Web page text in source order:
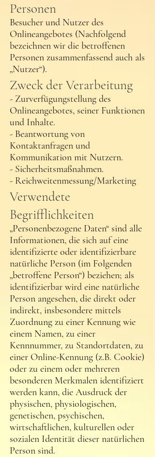
Personen
Besucher und Nutzer des
Onlineangebotes (Nachfolgend
bezeichnen wir die betroffenen
Personen zusammenfassend auch als
„Nutzer“).
Zweck der Verarbeitung
- Zurverfügungstellung des
Onlineangebotes, seiner Funktionen
und Inhalte.
- Beantwortung von
Kontaktanfragen und
Kommunikation mit Nutzern.
- Sicherheitsmaßnahmen.
- Reichweitenmessung/Marketing
Verwendete
Begrifflichkeiten
„Personenbezogene Daten“ sind alle
Informationen, die sich auf eine
identifizierte oder identifizierbare
natürliche Person (im Folgenden
„betroffene Person“) beziehen; als
identifizierbar wird eine natürliche
Person angesehen, die direkt oder
indirekt, insbesondere mittels
Zuordnung zu einer Kennung wie
einem Namen, zu einer
Kennnummer, zu Standortdaten, zu
einer Online-Kennung (z.B. Cookie)
oder zu einem oder mehreren
besonderen Merkmalen identifiziert
werden kann, die Ausdruck der
physischen, physiologischen,
genetischen, psychischen,
wirtschaftlichen, kulturellen oder
sozialen Identität dieser natürlichen
Person sind.